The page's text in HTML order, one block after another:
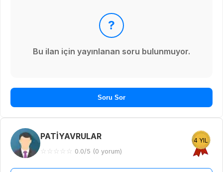
?
Bu ilan için yayınlanan soru bulunmuyor.
Soru Sor
PATİYAVRULAR
☆ ☆ ☆ ☆ ☆ 0.0/5 (0 yorum)
4 YIL